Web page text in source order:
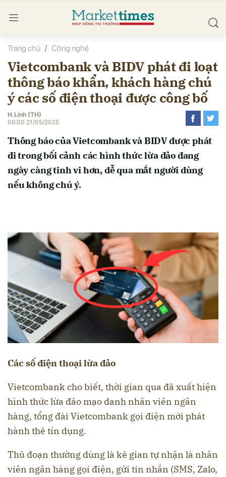
Trang chủ Công nghệ
Vietcombank và BIDV phát đi loạt
thông báo khẩn, khách hàng chú
ý các số điện thoại được công bố
H.Linh (TH)
06:00 21/05/2025
Thông báo của Vietcombank và BIDV được phát
đi trong bối cảnh các hình thức lừa đảo đang
ngày càng tinh vi hơn, dễ qua mắt người dùng
nếu không chú ý.
Các số điện thoại lừa đảo
Vietcombank cho biết, thời gian qua đã xuất hiện
hình thức lừa đảo mạo danh nhân viên ngân
hàng, tổng đài Vietcombank gọi điện mời phát
hành thẻ tín dụng.
Thủ đoạn thường dùng là kẻ gian tự nhận là nhân
viên ngân hàng gọi điện, gửi tin nhắn (SMS, Zalo,
luận